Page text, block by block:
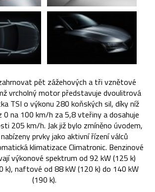
pět zážehových a tři vznětové
vrcholný motor představuje dvoulitrová
TSI o výkonu 280 koňských sil, díky níž
0 na 100 km/h za 5,8 vteřiny a dosahuje
205 km/h. Jak již bylo zmíněno úvodem,
prvky jako aktivní řízení válců
klimatizace Climatronic. Benzinové
výkonové spektrum od 92 kW (125 k)
k), naftové od 88 kW (120 k) do 140 kW
(190 k).